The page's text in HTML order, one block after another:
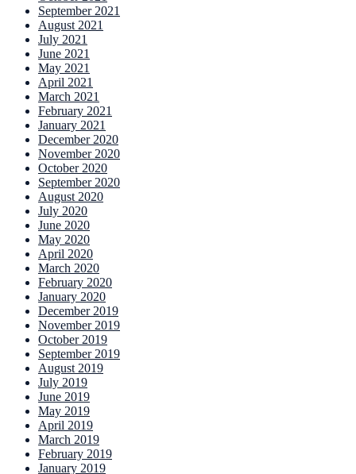
September 2021
August 2021
July 2021
June 2021
May 2021
April 2021
March 2021
February 2021
January 2021
December 2020
November 2020
October 2020
September 2020
August 2020
July 2020
June 2020
May 2020
April 2020
March 2020
February 2020
January 2020
December 2019
November 2019
October 2019
September 2019
August 2019
July 2019
June 2019
May 2019
April 2019
March 2019
February 2019
January 2019